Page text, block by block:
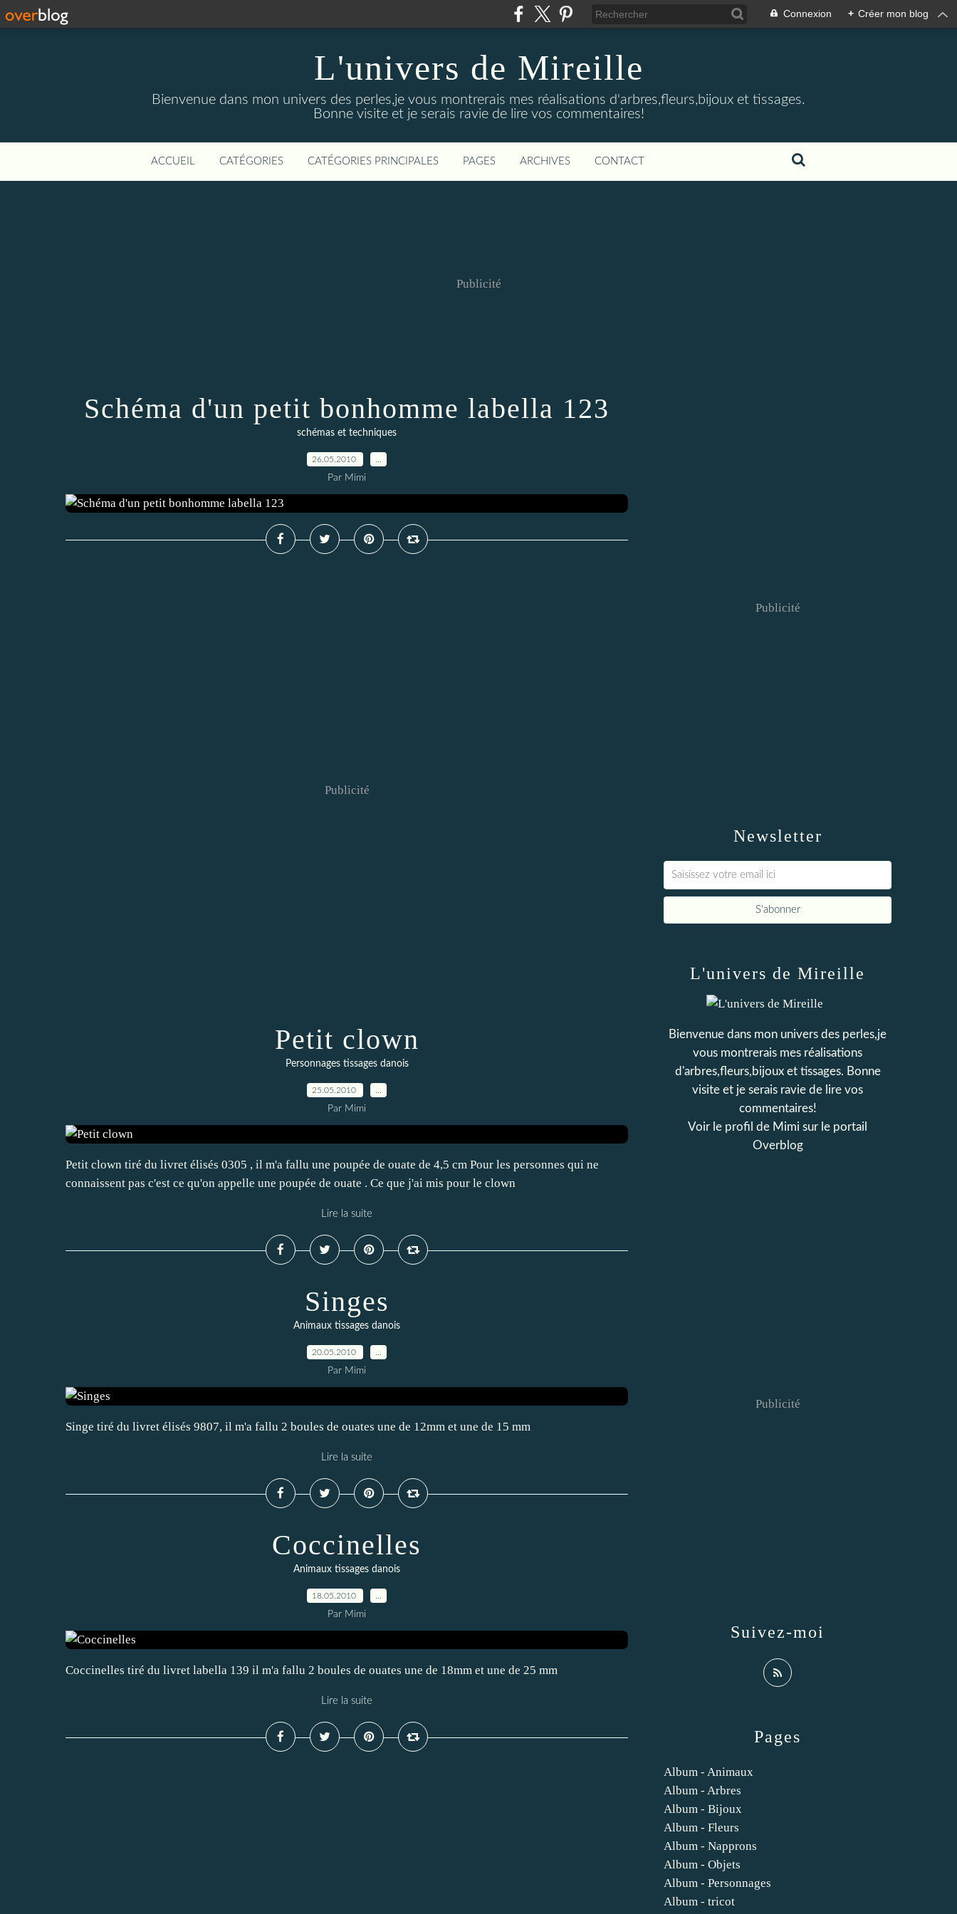
Connexion + Créer mon blog
L'univers de Mireille
Bienvenue dans mon univers des perles,je vous montrerais mes réalisations d'arbres,fleurs,bijoux et tissages.
Bonne visite et je serais ravie de lire vos commentaires!
ACCUEIL CATÉGORIES CATÉGORIES PRINCIPALES PAGES ARCHIVES CONTACT
Publicité
Schéma d'un petit bonhomme labella 123
schémas et techniques
26.05.2010
Par Mimi
Publicité
Petit clown
Personnages tissages danois
25.05.2010
Par Mimi
Petit clown tiré du livret élisés 0305 , il m'a fallu une poupée de ouate de 4,5 cm Pour les personnes qui ne
connaissent pas c'est ce qu'on appelle une poupée de ouate . Ce que j'ai mis pour le clown
Lire la suite
Singes
Animaux tissages danois
20.05.2010
Par Mimi
Singe tiré du livret élisés 9807, il m'a fallu 2 boules de ouates une de 12mm et une de 15 mm
Lire la suite
Coccinelles
Animaux tissages danois
18.05.2010
Par Mimi
Coccinelles tiré du livret labella 139 il m'a fallu 2 boules de ouates une de 18mm et une de 25 mm
Lire la suite
Newsletter
Publicité
Pages
Album - Animaux
Album - Arbres
Album - Bijoux
Album - Fleurs
Album - Napprons
Album - Objets
Album - Personnages
Album - tricot
L'univers de Mireille
Bienvenue dans mon univers des perles,je
vous montrerais mes réalisations
d'arbres,fleurs,bijoux et tissages. Bonne
visite et je serais ravie de lire vos
commentaires!
Voir le profil de Mimi sur le portail
Overblog
Suivez-moi
Publicité